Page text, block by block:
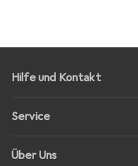
Hilfe und Kontakt
Service
Über Uns